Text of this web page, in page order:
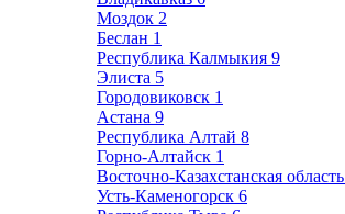
Моздок 2
Беслан 1
Республика Калмыкия 9
Элиста 5
Городовиковск 1
Астана 9
Республика Алтай 8
Горно-Алтайск 1
Восточно-Казахстанская область
Усть-Каменогорск 6